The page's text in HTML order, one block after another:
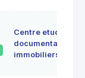
Centre etudes
documentation
immobiliers